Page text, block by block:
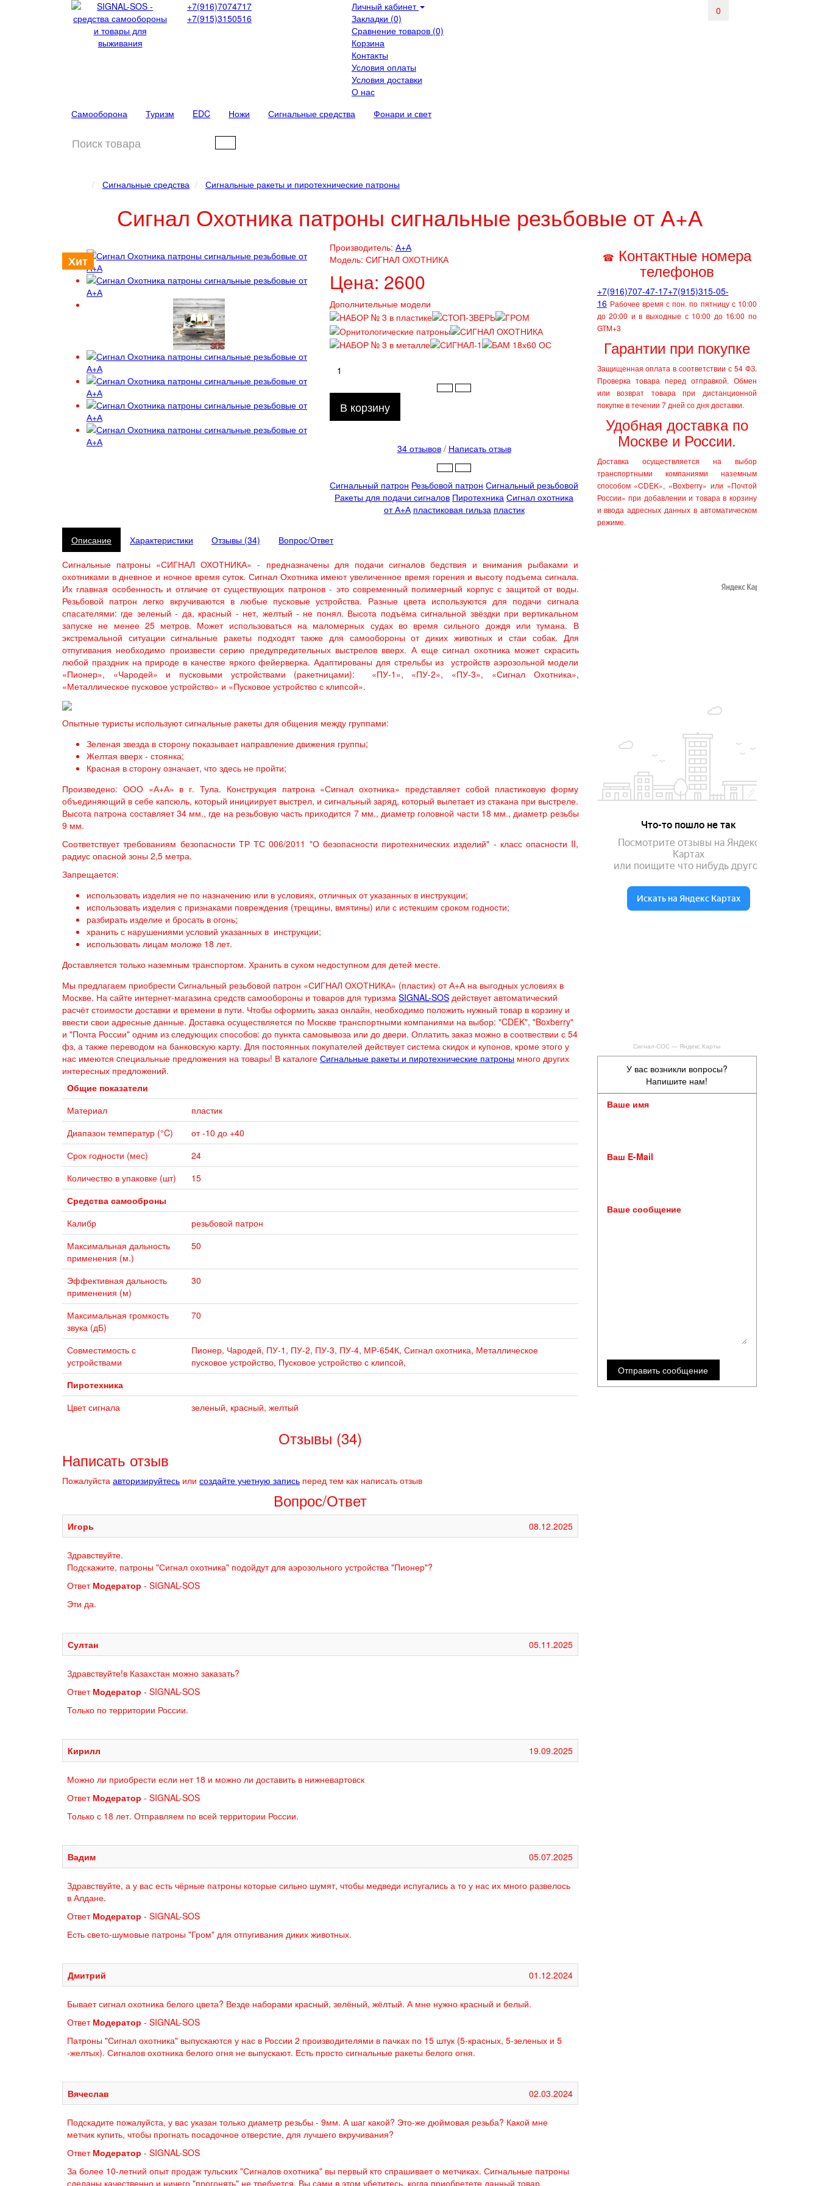
+7(916)7074717
+7(915)3150516
Личный кабинет
Закладки (0)
Сравнение товаров (0)
Корзина
Контакты
Условия оплаты
Условия доставки
О нас
0
Самооборона Туризм EDC Ножи Сигнальные средства Фонари и свет
Сигнальные средства Сигнальные ракеты и пиротехнические патроны
Сигнал Охотника патроны сигнальные резьбовые от А+А
Хит
Производитель: А+А
Модель: СИГНАЛ ОХОТНИКА
Цена: 2600
Дополнительные модели
В корзину
34 отзывов/ Написать отзыв
Сигнальный патрон Резьбовой патрон Сигнальный резьбовой
Ракеты для подачи сигналов Пиротехника Сигнал охотника
от А+А пластиковая гильза пластик
Описание Характеристики Отзывы (34)
Вопрос/Ответ
Сигнальные патроны «СИГНАЛ ОХОТНИКА» - предназначены для подачи сигналов бедствия и внимания рыбаками и
охотниками в дневное и ночное время суток. Сигнал Охотника имеют увеличенное время горения и высоту подъема сигнала.
Их главная особенность и отличие от существующих патронов - это современный полимерный корпус с защитой от воды.
Резьбовой патрон легко вкручиваются в любые пусковые устройства. Разные цвета используются для подачи сигнала
спасателями: где зеленый - да, красный - нет, желтый - не понял. Высота подъёма сигнальной звёздки при вертикальном
запуске не менее 25 метров. Может использоваться на маломерных судах во время сильного дождя или тумана. В
экстремальной ситуации сигнальные ракеты подходят также для самообороны от диких животных и стаи собак. Для
отпугивания необходимо произвести серию предупредительных выстрелов вверх. А еще сигнал охотника может скрасить
любой праздник на природе в качестве яркого фейерверка. Адаптированы для стрельбы из устройств аэрозольной модели
«Пионер», «Чародей» и пусковыми устройствами (ракетницами): «ПУ-1», «ПУ-2», «ПУ-3», «Сигнал Охотника»,
«Металлическое пусковое устройство» и «Пусковое устройство с клипсой».
Опытные туристы используют сигнальные ракеты для общения между группами:
Зеленая звезда в сторону показывает направление движения группы;
Желтая вверх - стоянка;
Красная в сторону означает, что здесь не пройти;
Произведено: ООО «А+А» в г. Тула. Конструкция патрона «Сигнал охотника» представляет собой пластиковую форму
объединяющий в себе капсюль, который инициирует выстрел, и сигнальный заряд, который вылетает из стакана при выстреле.
Высота патрона составляет 34 мм., где на резьбовую часть приходится 7 мм., диаметр головной части 18 мм., диаметр резьбы
9 мм.
Соответствует требованиям безопасности ТР ТС 006/2011 "О безопасности пиротехнических изделий" - класс опасности II,
радиус опасной зоны 2,5 метра.
Запрещается:
использовать изделия не по назначению или в условиях, отличных от указанных в инструкции;
использовать изделия с признаками повреждения (трещины, вмятины) или с истекшим сроком годности;
разбирать изделие и бросать в огонь;
хранить с нарушениями условий указанных в инструкции;
использовать лицам моложе 18 лет.
Доставляется только наземным транспортом. Хранить в сухом недоступном для детей месте.
Мы предлагаем приобрести Сигнальный резьбовой патрон «СИГНАЛ ОХОТНИКА» (пластик) от А+А на выгодных условиях в
Москве. На сайте интернет-магазина средств самообороны и товаров для туризма SIGNAL-SOS действует автоматический
расчёт стоимости доставки и времени в пути. Чтобы оформить заказ онлайн, необходимо положить нужный товар в корзину и
ввести свои адресные данные. Доставка осуществляется по Москве транспортными компаниями на выбор: "CDEK", "Boxberry"
и "Почта России" одним из следующих способов: до пункта самовывоза или до двери. Оплатить заказ можно в соотвествии с 54
фз, а также переводом на банковскую карту. Для постоянных покупателей действует система скидок и купонов, кроме этого у
нас имеются cпециальные предложения на товары! В каталоге Сигнальные ракеты и пиротехнические патроны много других
интересных предложений.
Общие показатели
Материал
пластик
Диапазон температур (°C)
от -10 до +40
Срок годности (мес)
24
Количество в упаковке (шт)
15
Средства самооброны
Калибр
резьбовой патрон
Максимальная дальность
применения (м.)
50
Эффективная дальность
применения (м)
30
Максимальная громкость
звука (дБ)
70
Совместимость с
устройствами
Пионер, Чародей, ПУ-1, ПУ-2, ПУ-3, ПУ-4, МР-654К, Сигнал охотника, Металлическое
пусковое устройство, Пусковое устройство с клипсой,
Пиротехника
Цвет сигнала
зеленый, красный, желтый
Отзывы (34)
Написать отзыв
Пожалуйста авторизируйтесь или создайте учетную запись перед тем как написать отзыв
Вопрос/Ответ
Игорь 08.12.2025
Здравствуйте.
Подскажите, патроны "Сигнал охотника" подойдут для аэрозольного устройства "Пионер"?
Ответ Модератор - SIGNAL-SOS
Эти да.
Султан 05.11.2025
Здравствуйте!в Казахстан можно заказать?
Ответ Модератор - SIGNAL-SOS
Только по территории России.
Кирилл 19.09.2025
Можно ли приобрести если нет 18 и можно ли доставить в нижневартовск
Ответ Модератор - SIGNAL-SOS
Только с 18 лет. Отправляем по всей территории России.
Вадим 05.07.2025
Здравствуйте, а у вас есть чёрные патроны которые сильно шумят, чтобы медведи испугались а то у нас их много развелось
в Алдане.
Ответ Модератор - SIGNAL-SOS
Есть свето-шумовые патроны "Гром" для отпугивания диких животных.
Дмитрий 01.12.2024
Бывает сигнал охотника белого цвета? Везде наборами красный, зелёный, жёлтый. А мне нужно красный и белый.
Ответ Модератор - SIGNAL-SOS
Патроны "Сигнал охотника" выпускаются у нас в России 2 производителями в пачках по 15 штук (5-красных, 5-зеленых и 5
-желтых). Сигналов охотника белого огня не выпускают. Есть просто сигнальные ракеты белого огня.
Вячеслав 02.03.2024
Подскадите пожалуйста, у вас указан только диаметр резьбы - 9мм. А шаг какой? Это-же дюймовая резьба? Какой мне
метчик купить, чтобы прогнать посадочное отверстие, для лучшего вкручивания?
Ответ Модератор - SIGNAL-SOS
За более 10-летний опыт продаж тульских "Сигналов охотника" вы первый кто спрашивает о метчиках. Сигнальные патроны
сделаны качественно и ничего "прогонять" не требуется. Вы сами в этом убетитесь, когда приобретете данный товар.
☎ Контактные номера
телефонов
+7(916)707-47-17+7(915)315-05-
16 Рабочее время с пон. по пятницу с 10:00
до 20:00 и в выходные с 10:00 до 16:00 по
GTM+3
Гарантии при покупке
Защищенная оплата в соответствии с 54 ФЗ.
Проверка товара перед отправкой. Обмен
или возврат товара при дистанционной
покупке в течении 7 дней со дня доставки.
Удобная доставка по
Москве и России.
Доставка осуществляется на выбор
транспортными компаниями наземным
способом «CDEK», «Boxberry» или «Почтой
России» при добавлении и товара в корзину
и ввода адресных данных в автоматическом
режиме.
Сигнал-СОС — Яндекс.Карты
У вас возникли вопросы?
Напишите нам!
Ваше имя
Ваш E-Mail
Ваше сообщение